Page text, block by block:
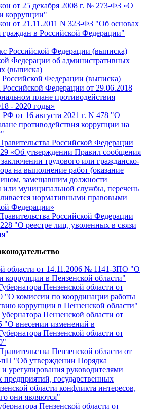
от 25 декабря 2008 г. № 273-ФЗ «О
коррупции"
от 21.11.2011 N 323-ФЗ "Об основах
граждан в Российской Федерации"
Российской Федерации (выписка)
Федерации об административных
(выписка)
Российской Федерации (выписка)
Российской Федерации от 29.06.2018
плане противодействия
- 2020 годы»
РФ от 16 августа 2021 г. N 478 "О
противодействия коррупции на
Российской Федерации
«Об утверждении Правил сообщения
трудового или гражданско-
на выполнение работ (оказание
замещавшим должности
или муниципальной службы, перечень
нормативными правовыми
Федерации»
Российской Федерации
"О реестре лиц, уволенных в связи
области от 14.11.2006 № 1141-ЗПО "О
коррупции в Пензенской области"
Пензенской области от
"О комиссии по координации работы
коррупции в Пензенской области"
Пензенской области от
"О внесении изменений в
Пензенской области от
Пензенской области от
"Об утверждении Порядка
урегулирования руководителями
предприятий, государственных
области конфликта интересов,
они являются"
Пензенской области от